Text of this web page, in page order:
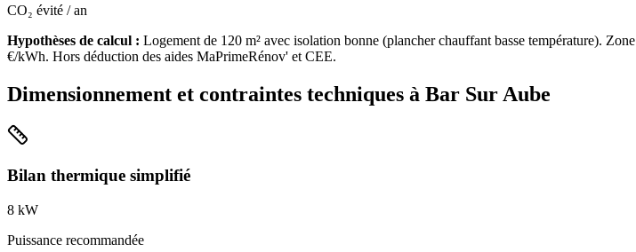
CO₂ évité / an
Hypothèses de calcul : Logement de 120 m² avec isolation bonne (plancher chauffant basse température). Zone
€/kWh. Hors déduction des aides MaPrimeRénov' et CEE.
Dimensionnement et contraintes techniques à Bar Sur Aube
Bilan thermique simplifié
8 kW
Puissance recommandée